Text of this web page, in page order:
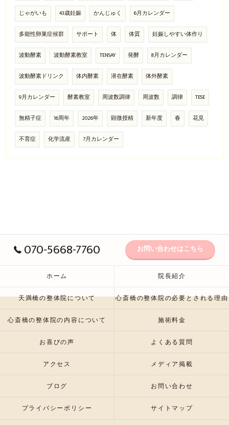
じゃがいも 43歳妊娠 かんじゅく 6月カレンダー
多能性卵巣症候群 サポート 体 体質 妊娠しやすい体作り
波動酵素 波動酵素教室 TENSAY 発酵 8月カレンダー
波動酵素ドリンク 体内酵素 潜在酵素 体外酵素
9月カレンダー 酵素教室 周波数調律 周波数 調律 TESE
無精子症 16周年 2026年 顕微授精 新年度 春 花見
不育症 化学流産 7月カレンダー
070-5668-7760 お問い合わせはこちら
ホーム 院長紹介
天満橋の整体院について 心斎橋の整体院の必要とされる理由
心斎橋の整体院の内容について 施術料金
お喜びの声 よくある質問
アクセス メディア掲載
ブログ お問い合わせ
プライバシーポリシー サイトマップ